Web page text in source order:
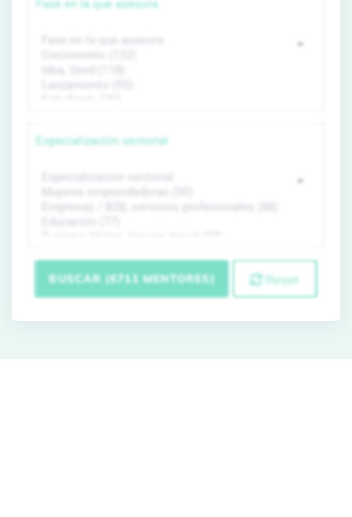
Fase en la que asesora
Especialización sectorial
BUSCAR (6711 MENTORES) Reset